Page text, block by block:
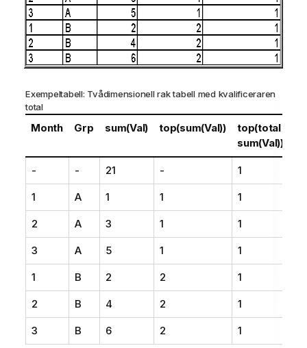
Exempeltabell: Tvådimensionell rak tabell med kvalificeraren
total
Month Grp sum(Val) top(sum(Val))
top(total
sum(Val))
- - 21 - 1
1 A 1 1 1
2 A 3 1 1
3 A 5 1 1
1 B 2 2 1
2 B 4 2 1
3 B 6 2 1